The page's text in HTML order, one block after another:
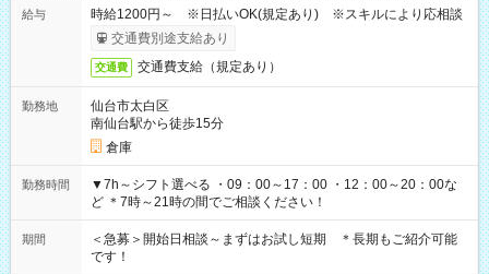
給与
時給1200円～ ※日払いOK(規定あり) ※スキルにより応相談
交通費別途支給あり
交通費 交通費支給（規定あり）
勤務地
仙台市太白区
南仙台駅から徒歩15分
倉庫
勤務時間
▼7h～シフト選べる ・09：00～17：00 ・12：00～20：00な
ど ＊7時～21時の間でご相談ください！
期間
＜急募＞開始日相談～まずはお試し短期 ＊長期もご紹介可能
です！